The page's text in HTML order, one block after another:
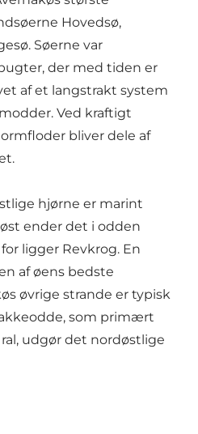
Hovedsø,
Søerne var
der med tiden er
af et langstrakt system
Ved kraftigt
bliver dele af
hjørne er marint
ender det i odden
ligger Revkrog. En
af øens bedste
øvrige strande er typisk
som primært
udgør det nordøstlige